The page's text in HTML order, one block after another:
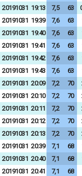
20191031 19:13 7,5 63
20191031 19:39 7,6 63
20191031 19:40 7,6 63
20191031 19:41 7,6 63
20191031 19:42 7,6 63
20191031 19:43 7,6 63
20191031 20:09 7,2 70
20191031 20:10 7,2 70
20191031 20:11 7,2 70
20191031 20:12 7,2 70
20191031 20:13 7,2 70
20191031 20:39 7,1 68
20191031 20:40 7,1 68
20191031 20:41 7,1 68